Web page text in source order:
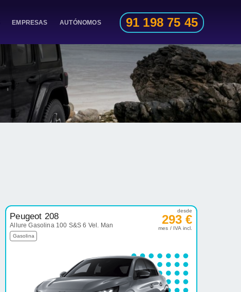
EMPRESAS AUTÓNOMOS 91 198 75 45
Peugeot 208
Allure Gasolina 100 S&S 6 Vel. Man
Gasolina
desde
293 €
mes / IVA incl.